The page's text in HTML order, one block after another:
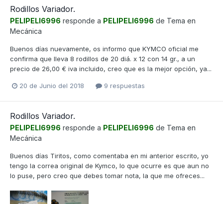
Rodillos Variador.
PELIPELI6996 responde a PELIPELI6996 de Tema en
Mecánica
Buenos días nuevamente, os informo que KYMCO oficial me
confirma que lleva 8 rodillos de 20 diá. x 12 con 14 gr., a un
precio de 26,00 € iva incluido, creo que es la mejor opción, ya...
20 de Junio del 2018 9 respuestas
Rodillos Variador.
PELIPELI6996 responde a PELIPELI6996 de Tema en
Mecánica
Buenos días Tiritos, como comentaba en mi anterior escrito, yo
tengo la correa original de Kymco, lo que ocurre es que aun no
lo puse, pero creo que debes tomar nota, la que me ofreces...